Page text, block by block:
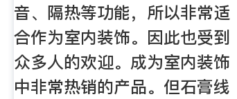
音、隔热等功能，所以非常适
合作为室内装饰。因此也受到
众多人的欢迎。成为室内装饰
中非常热销的产品。但石膏线